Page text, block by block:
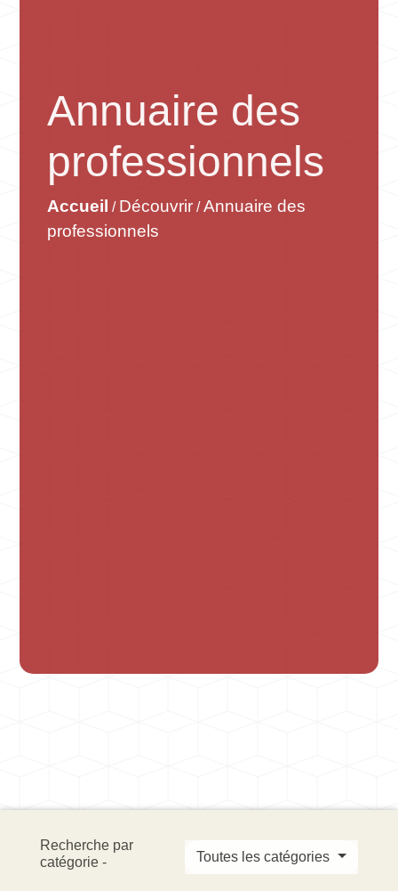
Annuaire des
professionnels
Accueil / Découvrir /Annuaire des
professionnels
Recherche par
catégorie -
Toutes les catégories